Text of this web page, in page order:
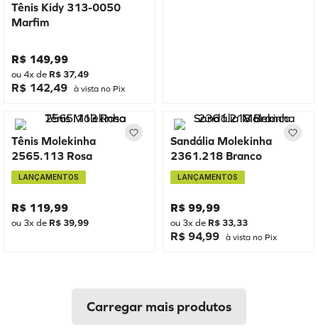
Tênis Kidy 313-0050
Marfim
R$ 149,99
ou4x de R$ 37,49
R$ 142,49 à vista no Pix
Tênis Molekinha
2565.113 Rosa
LANÇAMENTOS
R$ 119,99
ou 3x de R$ 39,99
Sandália Molekinha
2361.218 Branco
LANÇAMENTOS
R$ 99,99
ou 3x de R$ 33,33
R$ 94,99 à vista no Pix